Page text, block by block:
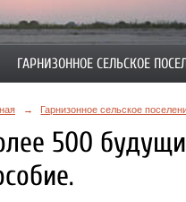
ГАРНИЗОННОЕ СЕЛЬСКОЕ
→ Гарнизонное сельское
500